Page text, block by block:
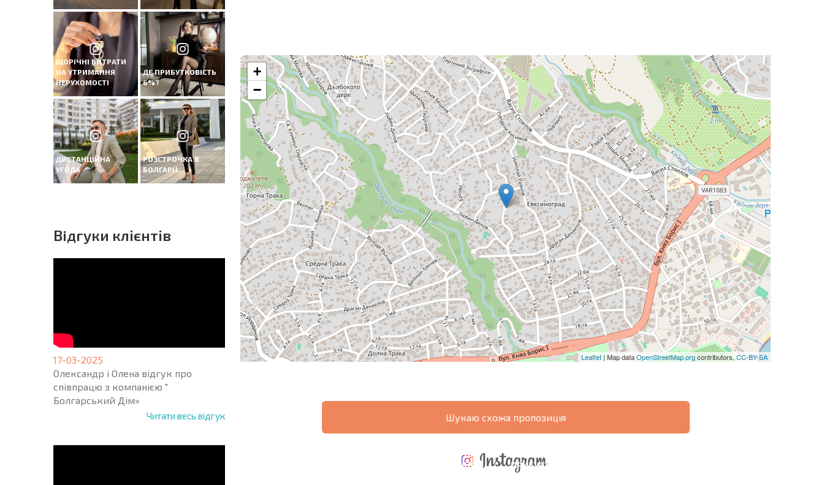
ЩОРІЧНІ ВИТРАТИ
НА УТРИМАННЯ
НЕРУХОМОСТІ
ДЕ ПРИБУТКОВІСТЬ
6%?
ДИСТАНЦІЙНА
УГОДА
РОЗСТРОЧКА В
БОЛГАРІЇ
Вiдгуки клієнтів
17-03-2025
Олександр і Олена відгук про
співпрацю з компанією "
Болгарський Дім»
Читати весь відгук
+
−
Leaflet | Map dataOpenStreetMap.orgcontributors,CC-BY-SA
Шукаю схожа пропозиція
ВИТРАТИ НА
УТРИМАННЯ
ПРИБУТКОВІСТЬ